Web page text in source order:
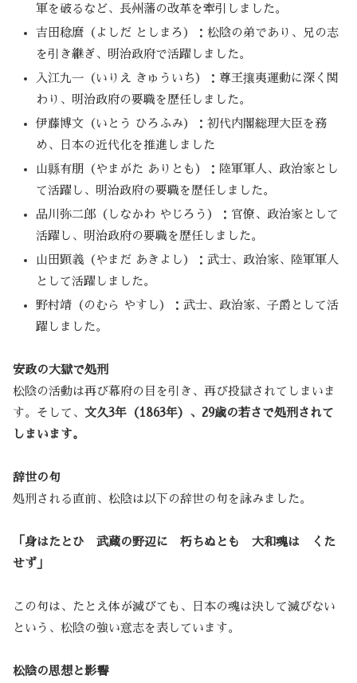
軍を破るなど、長州藩の改革を牽引しました。
吉田稔麿（よしだ としまろ）：松陰の弟であり、兄の志
を引き継ぎ、明治政府で活躍しました。
入江九一（いりえ きゅういち）：尊王攘夷運動に深く関
わり、明治政府の要職を歴任しました。
伊藤博文（いとう ひろふみ）：初代内閣総理大臣を務
め、日本の近代化を推進しました
山縣有朋（やまがた ありとも）：陸軍軍人、政治家とし
て活躍し、明治政府の要職を歴任しました。
品川弥二郎（しなかわ やじろう）：官僚、政治家として
活躍し、明治政府の要職を歴任しました。
山田顕義（やまだ あきよし）：武士、政治家、陸軍軍人
として活躍しました。
野村靖（のむら やすし）：武士、政治家、子爵として活
躍しました。
安政の大獄で処刑
松陰の活動は再び幕府の目を引き、再び投獄されてしまいま
す。そして、 文久3年（1863年）、29歳の若さで処刑されて
しまいます。
辞世の句
処刑される直前、松陰は以下の辞世の句を詠みました。
「身はたとひ 武蔵の野辺に 朽ちぬとも 大和魂は くた
せず」
この句は、たとえ体が滅びても、日本の魂は決して滅びない
という、松陰の強い意志を表しています。
松陰の思想と影響